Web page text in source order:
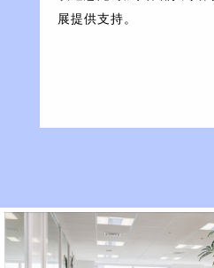
展提供支持。